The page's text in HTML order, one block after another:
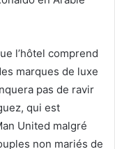
l’hôtel comprend
marques de luxe
pas de ravir
qui est
United malgré
non mariés de